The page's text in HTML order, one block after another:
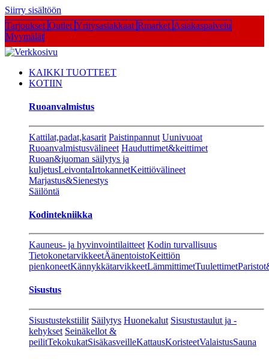
Siirry sisältöön
Tarjoukset Outlet Yritysasiakkaat Rmarket Asiakaspalvelu
Myymälät
KAIKKI TUOTTEET
KOTIIN
Ruoanvalmistus
Kattilat,padat,kasarit Paistinpannut Uunivuoat
Ruoanvalmistusvälineet Hauduttimet&keittimet
Ruoan&juoman säilytys ja
kuljetusLeivontaIrtokannetKeittiövälineet
Marjastus&Sienestys
Säilöntä
Kodintekniikka
Kauneus- ja hyvinvointilaitteet Kodin turvallisuus
TietokonetarvikkeetÄänentoistoKeittiön
pienkoneetKännykkätarvikkeetLämmittimetTuulettimet
Sisustus
Sisustustekstiilit Säilytys Huonekalut Sisustustaulut ja -
kehykset Seinäkellot &
peilitTekokukatSisäkasveilleKattausKoristeetValaistusSauna